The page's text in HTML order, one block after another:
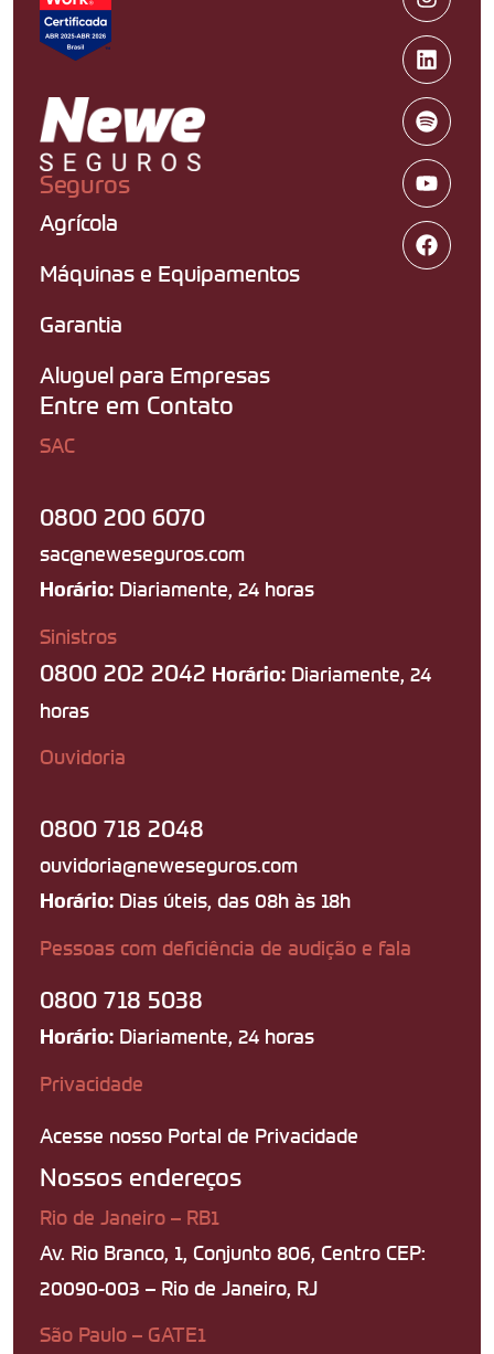
Seguros
Agrícola
Máquinas e Equipamentos
Garantia
Aluguel para Empresas
Entre em Contato
SAC
0800 200 6070
sac@neweseguros.com
Horário: Diariamente, 24 horas
Sinistros
0800 202 2042 Horário: Diariamente, 24
horas
Ouvidoria
0800 718 2048
ouvidoria@neweseguros.com
Horário: Dias úteis, das 08h às 18h
Pessoas com deficiência de audição e fala
0800 718 5038
Horário: Diariamente, 24 horas
Privacidade
Acesse nosso Portal de Privacidade
Nossos endereços
Rio de Janeiro – RB1
Av. Rio Branco, 1, Conjunto 806, Centro CEP:
20090-003 – Rio de Janeiro, RJ
São Paulo – GATE1